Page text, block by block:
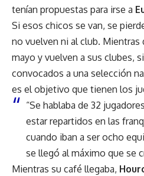
tenían propuestas para irse a
Si esos chicos se van, se
no vuelven ni al club. Mientras
mayo y vuelven a sus clubes,
convocados a una selección
es el objetivo que tienen los
“Se hablaba de 32
estar repartidos en las
cuando iban a ser ocho
se llegó al máximo que se
Mientras su café llegaba,